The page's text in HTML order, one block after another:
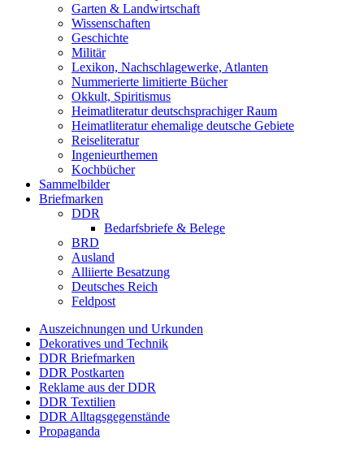
Garten & Landwirtschaft
Wissenschaften
Geschichte
Militär
Lexikon, Nachschlagewerke, Atlanten
Nummerierte limitierte Bücher
Okkult, Spiritismus
Heimatliteratur deutschsprachiger Raum
Heimatliteratur ehemalige deutsche Gebiete
Reiseliteratur
Ingenieurthemen
Kochbücher
Sammelbilder
Briefmarken
DDR
Bedarfsbriefe & Belege
BRD
Ausland
Alliierte Besatzung
Deutsches Reich
Feldpost
Auszeichnungen und Urkunden
Dekoratives und Technik
DDR Briefmarken
DDR Postkarten
Reklame aus der DDR
DDR Textilien
DDR Alltagsgegenstände
Propaganda